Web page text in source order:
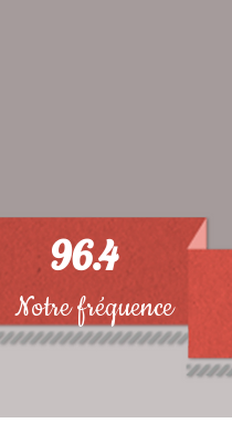
96.4
Notre fréquence